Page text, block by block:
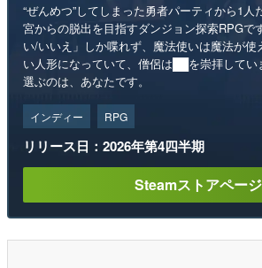
“ぜんめつ”してしまった勇者パーティから1人
宮からの脱出を目指すダンジョン探索RPGで
い/いいえ」しか喋れず、魔法使いは魔法が使
い人形になっていて、僧侶は██を崇拝してい
選ぶのは、あなたです。
インディー RPG
リリース日：2026年第4四半期
Steamストアページ